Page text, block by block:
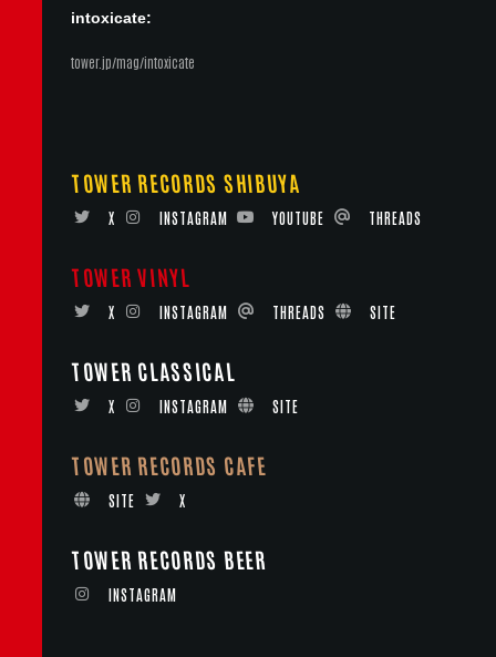
intoxicate:
tower.jp/mag/intoxicate
TOWER RECORDS SHIBUYA
X INSTAGRAM YOUTUBE THREADS
TOWER VINYL
X INSTAGRAM THREADS SITE
TOWER CLASSICAL
X INSTAGRAM SITE
TOWER RECORDS CAFE
SITE X
TOWER RECORDS BEER
INSTAGRAM